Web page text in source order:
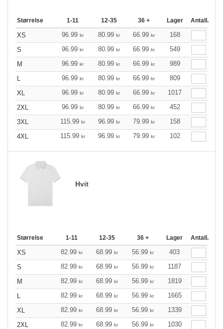
Størrelse 1-11 12-35 36 + Lager Antall.
XS 96.99 kr 80.99 kr 66.99 kr
168
S
96.99 kr 80.99 kr 66.99 kr
549
M
96.99 kr 80.99 kr 66.99 kr
989
L
96.99 kr 80.99 kr 66.99 kr
809
XL
96.99 kr 80.99 kr 66.99 kr
1017
2XL
96.99 kr 80.99 kr 66.99 kr
452
3XL
115.99 kr 96.99 kr 79.99 kr
158
4XL
115.99 kr 96.99 kr 79.99 kr 102
Hvit
Størrelse 1-11 12-35 36 + Lager Antall.
XS 82.99 kr 68.99 kr 56.99 kr
403
S
82.99 kr 68.99 kr 56.99 kr
1187
M
82.99 kr 68.99 kr 56.99 kr
1819
L
82.99 kr 68.99 kr 56.99 kr
1665
XL
82.99 kr 68.99 kr 56.99 kr
1339
2XL
82.99 kr 68.99 kr 56.99 kr
1030